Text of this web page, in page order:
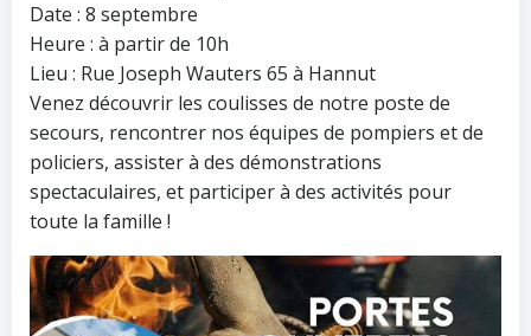
Date : 8 septembre
Heure : à partir de 10h
Lieu : Rue Joseph Wauters 65 à Hannut
Venez découvrir les coulisses de notre poste de
secours, rencontrer nos équipes de pompiers et de
policiers, assister à des démonstrations
spectaculaires, et participer à des activités pour
toute la famille !